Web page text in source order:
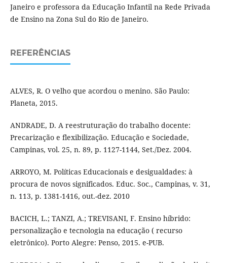
Janeiro e professora da Educação Infantil na Rede Privada
de Ensino na Zona Sul do Rio de Janeiro.
REFERÊNCIAS
ALVES, R. O velho que acordou o menino. São Paulo:
Planeta, 2015.
ANDRADE, D. A reestruturação do trabalho docente:
Precarização e flexibilização. Educação e Sociedade,
Campinas, vol. 25, n. 89, p. 1127-1144, Set./Dez. 2004.
ARROYO, M. Políticas Educacionais e desigualdades: à
procura de novos significados. Educ. Soc., Campinas, v. 31,
n. 113, p. 1381-1416, out.-dez. 2010
BACICH, L.; TANZI, A.; TREVISANI, F. Ensino híbrido:
personalização e tecnologia na educação ( recurso
eletrônico). Porto Alegre: Penso, 2015. e-PUB.